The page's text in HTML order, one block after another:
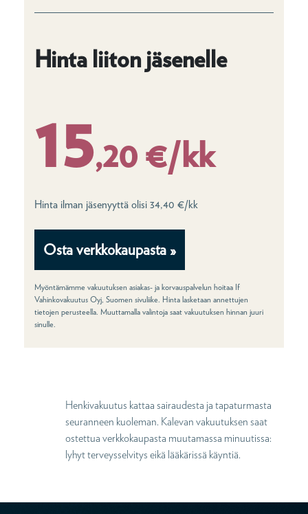
Hinta liiton jäsenelle
15,20 €/kk
Hinta ilman jäsenyyttä olisi 34,40 €/kk
Osta verkkokaupasta »
Myöntämämme vakuutuksen asiakas- ja korvauspalvelun hoitaa If
Vahinkovakuutus Oyj, Suomen sivuliike. Hinta lasketaan annettujen
tietojen perusteella. Muuttamalla valintoja saat vakuutuksen hinnan juuri
sinulle.
Henkivakuutus kattaa sairaudesta ja tapaturmasta
seuranneen kuoleman. Kalevan vakuutuksen saat
ostettua verkkokaupasta muutamassa minuutissa:
lyhyt terveysselvitys eikä lääkärissä käyntiä.